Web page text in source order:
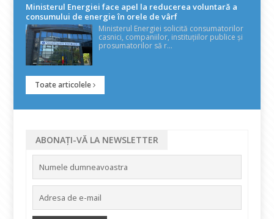
Ministerul Energiei face apel la reducerea voluntară a
consumului de energie în orele de vârf
Ministerul Energiei solicită consumatorilor
casnici, companiilor, instituțiilor publice și
prosumatorilor să r...
Toate articolele
ABONAȚI-VĂ LA NEWSLETTER